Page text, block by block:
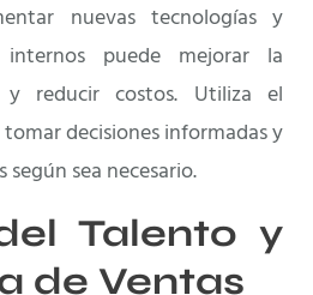
nuevas tecnologías y
internos puede mejorar la
y reducir costos. Utiliza el
decisiones informadas y
sea necesario.
Talento y
de Ventas